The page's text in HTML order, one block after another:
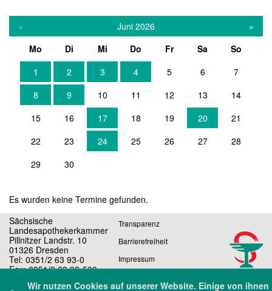
« Juni 2026
»
Mo
Di Mi Do Fr Sa
So
1
2 3 4 5 6
7
8
9 10 11 12 13
14
15
16 17 18 19 20
21
22
23 24 25 26 27
28
29
30
Es wurden keine Termine gefunden.
Sächsische
Landesapothekerkammer
Pillnitzer Landstr. 10
01326 Dresden
Tel: 0351/2 63 93-0
Fax: 0351/2 63 93-500
Transparenz
Barrierefreiheit
Impressum
Wir nutzen Cookies auf unserer Website. Einige von ihnen